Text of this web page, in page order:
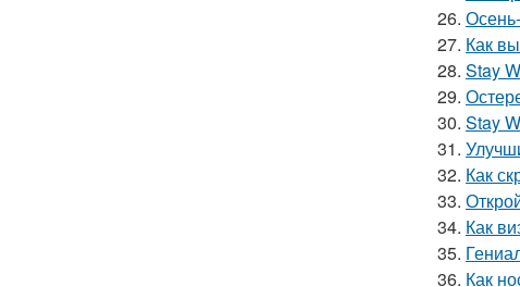
26.
27. Как
28. Stay
29.
30. Stay
31.
32. Как
33.
34. Как
35.
36. Как